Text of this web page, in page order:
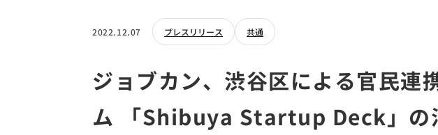
2022.12.07 プレスリリース 共通
ジョブカン、渋谷区による官民連
ム 「Shibuya Startup Deck」の